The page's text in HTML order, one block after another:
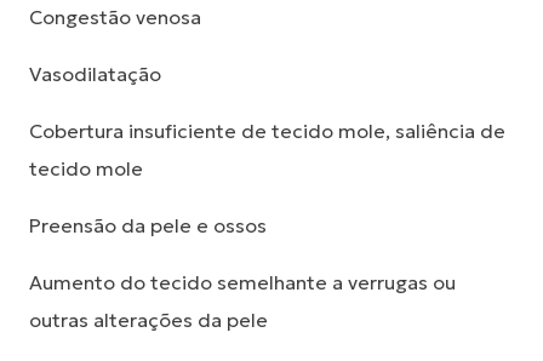
Congestão venosa
Vasodilatação
Cobertura insuficiente de tecido mole, saliência de
tecido mole
Preensão da pele e ossos
Aumento do tecido semelhante a verrugas ou
outras alterações da pele